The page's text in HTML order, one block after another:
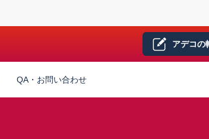
アデコの
QA・お問い合わせ